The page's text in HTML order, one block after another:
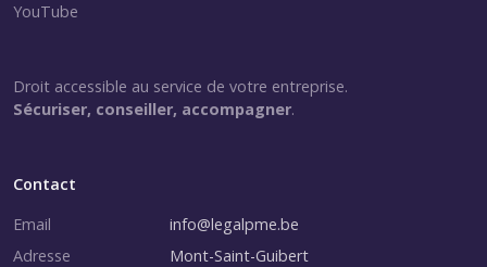
YouTube
Droit accessible au service de votre entreprise.
Sécuriser, conseiller, accompagner.
Contact
Email
info@legalpme.be
Adresse
Mont-Saint-Guibert